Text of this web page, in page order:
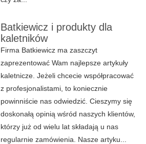
Batkiewicz i produkty dla
kaletników
Firma Batkiewicz ma zaszczyt
zaprezentować Wam najlepsze artykuły
kaletnicze. Jeżeli chcecie współpracować
z profesjonalistami, to koniecznie
powinniście nas odwiedzić. Cieszymy się
doskonałą opinią wśród naszych klientów,
którzy już od wielu lat składają u nas
regularnie zamówienia. Nasze artyku...